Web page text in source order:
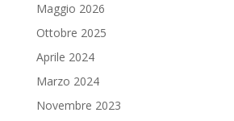
Maggio 2026
Ottobre 2025
Aprile 2024
Marzo 2024
Novembre 2023